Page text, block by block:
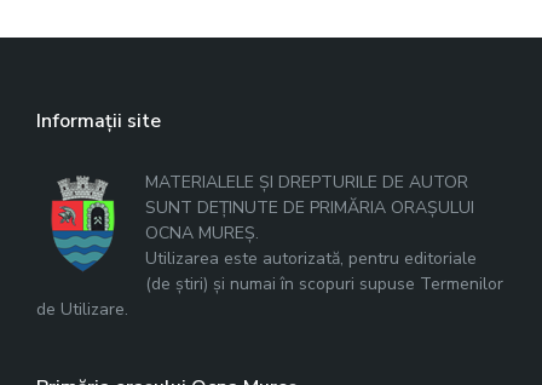
Informații site
MATERIALELE ȘI DREPTURILE DE AUTOR
SUNT DEȚINUTE DE PRIMĂRIA ORAȘULUI
OCNA MUREȘ.
Utilizarea este autorizată, pentru editoriale
(de știri) și numai în scopuri supuse Termenilor
de Utilizare.